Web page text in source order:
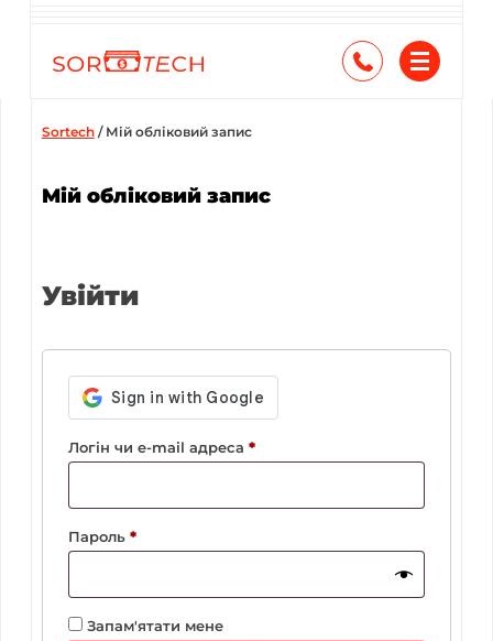
content
Sortech/Мій обліковий запис
Мій обліковий запис
Увійти
Логін чи e-mail адреса *Обов’язкове
Пароль *Обов’язкове
Запам'ятати мене